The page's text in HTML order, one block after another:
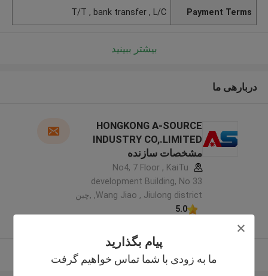
پیام بگذارید
ما به زودی با شما تماس خواهیم گرفت
Payment Terms
T/T , bank transfer , L/C
بیشتر ببینید
دربارهی ما
HONGKONG A-SOURCE
INDUSTRY CO,.LIMITED
مشخصات سازنده
No4, 7 Floor , KaiTu
development Building, No 33
,Wang Jiao , Jiulong district ,چین
5.0
بیشتر ببینید